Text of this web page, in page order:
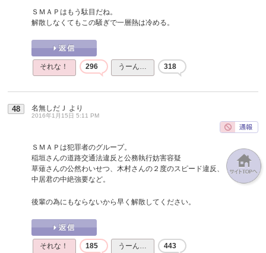
ＳＭＡＰはもう駄目だね。
解散しなくてもこの騒ぎで一層熱は冷める。
それな！ 296 うーん… 318
48 名無しだＪ より
2016年1月15日 5:11 PM
ＳＭＡＰは犯罪者のグループ。
稲垣さんの道路交通法違反と公務執行妨害容疑
草薙さんの公然わいせつ、木村さんの２度のスピード違反、
中居君の中絶強要など。
後輩の為にもならないから早く解散してください。
それな！ 185 うーん… 443